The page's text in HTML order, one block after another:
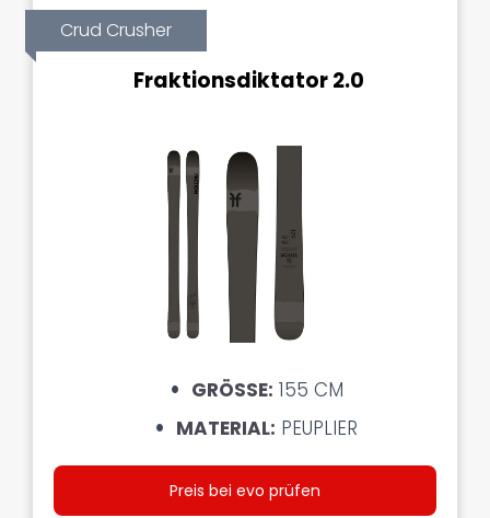
Crud Crusher
Fraktionsdiktator 2.0
GRÖSSE: 155 CM
MATERIAL: PEUPLIER
Preis bei evo prüfen